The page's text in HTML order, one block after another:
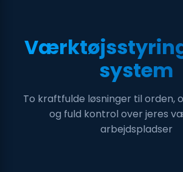
system
To kraftfulde løsninger til orden,
og fuld kontrol over jeres
arbejdspladser